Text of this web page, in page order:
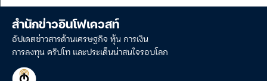
สำนักข่าวอินโฟเควสท์
อัปเดตข่าวสารด้านเศรษฐกิจ หุ้น การเงิน
การลงทุน คริปโท และประเด็นน่าสนใจรอบโลก